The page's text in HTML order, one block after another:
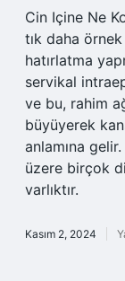
Cin Içine Ne
tık daha
hatırlatma
servikal
ve bu, rahim
büyüyerek
anlamına
üzere birçok
varlıktır.
Kasım 2, 2024